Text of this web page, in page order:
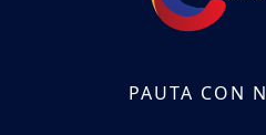
PAUTA CON